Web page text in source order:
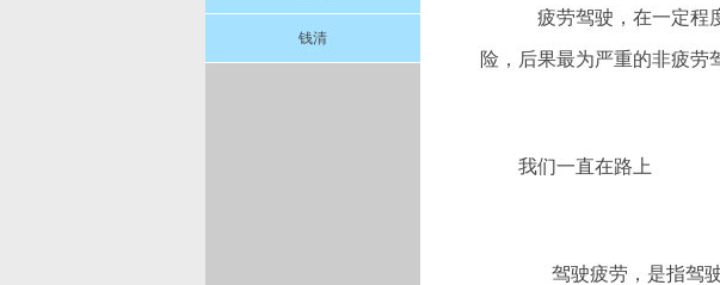
钱清
疲劳驾驶，在一定程
险，后果最为严重的非疲劳
我们一直在路上
驾驶疲劳，是指驾驶